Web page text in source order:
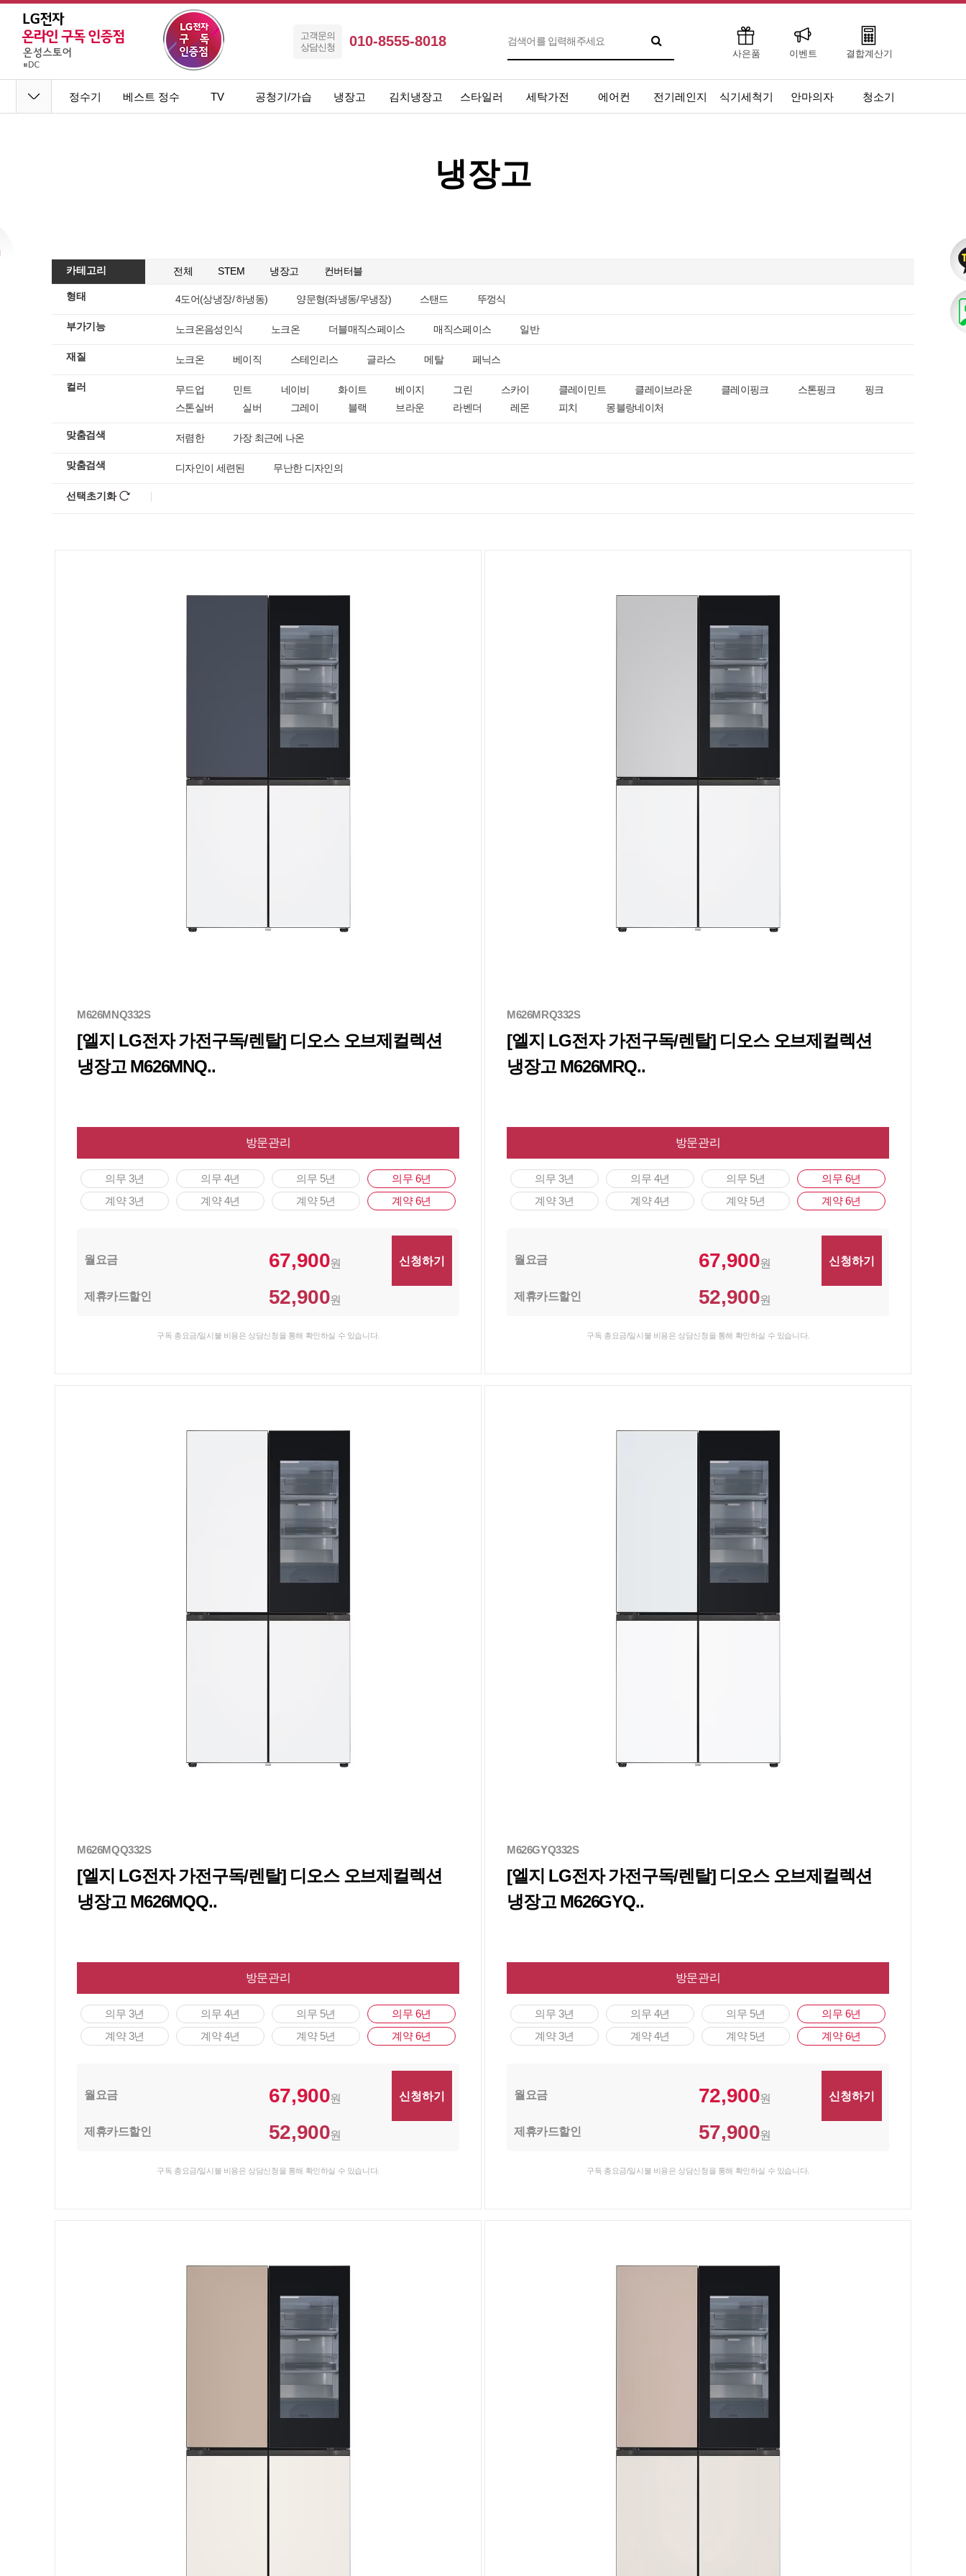
010-8555-8018
고객문의
상담신청
사은품 이벤트 결합계산기
정수기 베스트 정수 TV 공청기/가습 냉장고 김치냉장고 스타일러 세탁가전 에어컨 전기레인지 식기세척기 안마의자 청소기
냉장고
카테고리 전체 STEM 냉장고 컨버터블
형태 4도어(상냉장 / 하냉동) 양문형(좌냉동/우냉장) 스탠드 뚜껑식
부가기능 노크온음성인식 노크온 더블매직스페이스 매직스페이스 일반
재질 노크온 베이직 스테인리스 글라스 메탈 페닉스
컬러 무드업 민트 네이비 화이트 베이지 그린 스카이 클레이민트 클레이브라운 클레이핑크 스톤핑크
핑크
스톤실버
실버 그레이 블랙 브라운 라벤더 레몬 피치 몽블랑네이처
맞춤검색 저렴한 가장 최근에 나온
맞춤검색 디자인이 세련된 무난한 디자인의
선택초기화
M626MNQ332S
[엘지 LG전자 가전구독/렌탈] 디오스 오브제컬렉션
냉장고 M626MNQ..
방문관리
의무 3년
계약 3년
의무 4년
계약 4년
의무 5년
계약 5년
의무 6년
계약 6년
월요금 67,900원
제휴카드할인 52,900원
구독 총요금/일시불 비용은 상담신청을 통해 확인하실 수 있습니다.
M626MRQ332S
[엘지 LG전자 가전구독/렌탈] 디오스 오브제컬렉션
냉장고 M626MRQ..
방문관리
의무 3년
계약 3년
의무 4년
계약 4년
의무 5년
계약 5년
의무 6년
계약 6년
월요금 67,900원
제휴카드할인 52,900원
구독 총요금/일시불 비용은 상담신청을 통해 확인하실 수 있습니다.
M626MQQ332S
[엘지 LG전자 가전구독/렌탈] 디오스 오브제컬렉션
냉장고 M626MQQ..
방문관리
의무 3년
계약 3년
의무 4년
계약 4년
의무 5년
계약 5년
의무 6년
계약 6년
월요금 67,900원
제휴카드할인 52,900원
구독 총요금/일시불 비용은 상담신청을 통해 확인하실 수 있습니다.
M626GYQ332S
[엘지 LG전자 가전구독/렌탈] 디오스 오브제컬렉션
냉장고 M626GYQ..
방문관리
의무 3년
계약 3년
의무 4년
계약 4년
의무 5년
계약 5년
의무 6년
계약 6년
월요금 72,900원
제휴카드할인 57,900원
구독 총요금/일시불 비용은 상담신청을 통해 확인하실 수 있습니다.